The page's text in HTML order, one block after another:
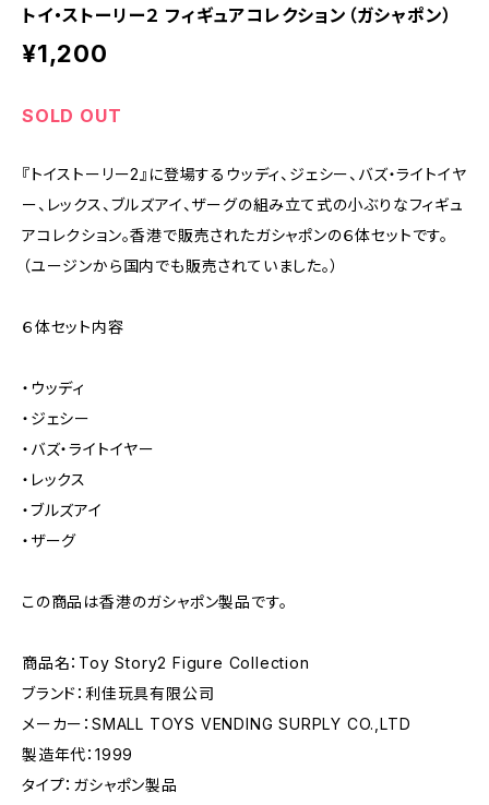
トイ・ストーリー２ フィギュアコレクション（ガシャポン）
¥1,200
SOLD OUT
『トイストーリー2』に登場するウッディ、ジェシー、バズ・ライトイヤ
ー、レックス、ブルズアイ、ザーグの組み立て式の小ぶりなフィギュ
アコレクション。香港で販売されたガシャポンの６体セットです。
（ユージンから国内でも販売されていました。）
６体セット内容
・ウッディ
・ジェシー
・バズ・ライトイヤー
・レックス
・ブルズアイ
・ザーグ
この商品は香港のガシャポン製品です。
商品名：Toy Story2 Figure Collection
ブランド：利佳玩具有限公司
メーカー：SMALL TOYS VENDING SURPLY CO.,LTD
製造年代：1999
タイプ：ガシャポン製品